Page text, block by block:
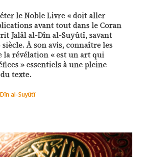
le Noble Livre « doit aller
avant tout dans le Coran
Jalâl al-Dîn al-Suyûtî, savant
À son avis, connaître les
la révélation « est un art qui
» essentiels à une pleine
texte.
al-Suyûtî